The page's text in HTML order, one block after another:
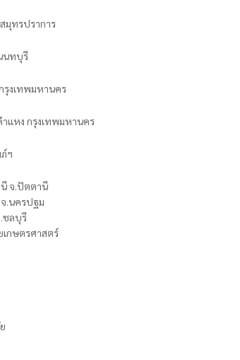
มุทรปราการ
นทบุรี
รุงเทพมหานคร
แหง กรุงเทพมหานคร
ฯ
จ.ปัตตานี
.นครปฐม
ชลบุรี
กษตรศาสตร์